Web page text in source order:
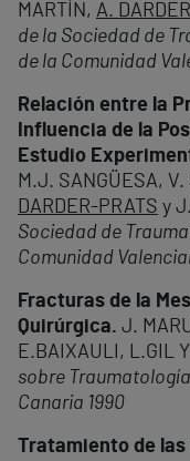
MARTÍN, A.
de la Sociedad de
de la Comunidad
Relación entre la
Influencia de la
Estudio
M.J. SANGÜESA,
DARDER-PRATS y
Sociedad de
Comunidad
Fracturas de la
Quirúrgica. J.
E.BAIXAULI, L.GIL
sobre
Canaria 1990
Tratamiento de